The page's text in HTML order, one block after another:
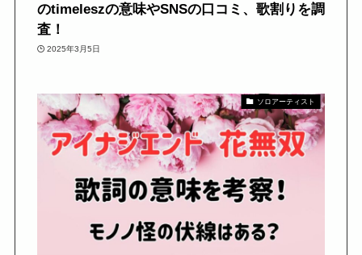
のtimeleszの意味やSNSの口コミ、歌割りを調
査！
2025年3月5日
ソロアーティスト